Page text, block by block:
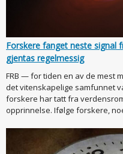
Forskere fanget neste signal
gjentas regelmessig
FRB — for tiden en av de mest
det vitenskapelige samfunnet
forskere har tatt fra
opprinnelse. Ifølge forskere,